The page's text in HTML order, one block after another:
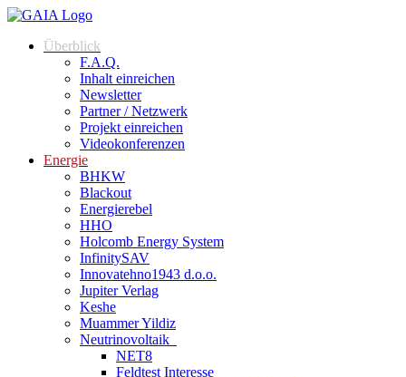
Zum
springenÜberblick
F.A.Q.
Inhalt einreichen
Newsletter
Partner / Netzwerk
Projekt einreichen
Videokonferenzen
Energie
BHKW
Blackout
Energierebel
HHO
Holcomb Energy System
InfinitySAV
Innovatehno1943 d.o.o.
Jupiter Verlag
Keshe
Muammer Yildiz
Neutrinovoltaik
NET8
Feldtest Interesse